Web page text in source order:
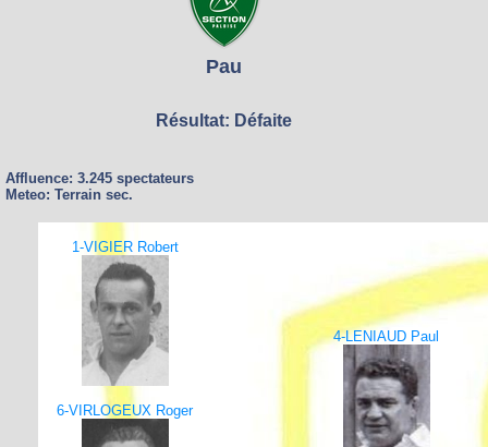
Pau
Résultat: Défaite
Affluence: 3.245 spectateurs
Meteo: Terrain sec.
1-VIGIER Robert
4-LENIAUD Paul
6-VIRLOGEUX Roger